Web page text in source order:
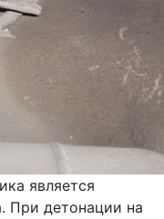
является
При детонации на